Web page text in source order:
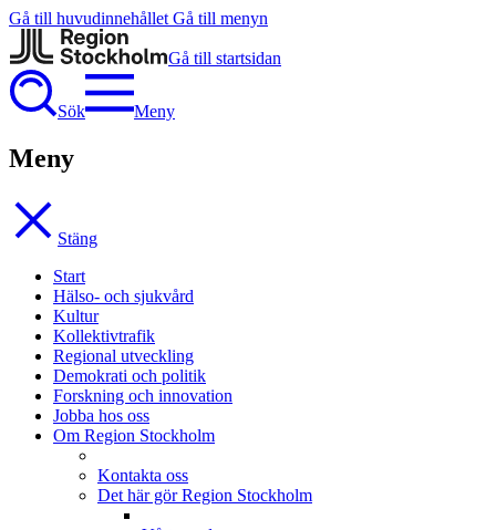
Gå till huvudinnehållet Gå till menyn
Gå till startsidan
Sök Meny
Meny
Stäng
Start
Hälso- och sjukvård
Kultur
Kollektivtrafik
Regional utveckling
Demokrati och politik
Forskning och innovation
Jobba hos oss
Om Region Stockholm
Kontakta oss
Det här gör Region Stockholm